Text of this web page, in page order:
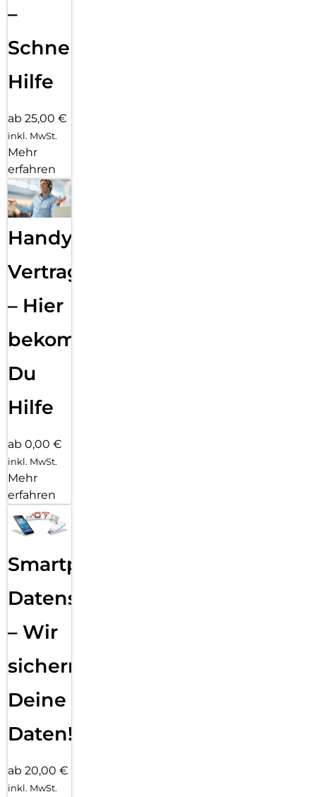
–
Schnelle
Hilfe
ab 25,00 €
inkl. MwSt.
Mehr
erfahren
Handy
Vertragsabwicklung
– Hier
bekommst
Du
Hilfe
ab 0,00 €
inkl. MwSt.
Mehr
erfahren
Smartphone
Datensicherung
– Wir
sichern
Deine
Daten!
ab 20,00 €
inkl. MwSt.